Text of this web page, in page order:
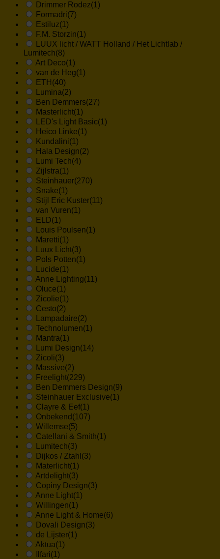
Drimmer Rodez(1)
Formadri(7)
Estiluz(1)
F.M. Storzin(1)
LUUX licht / WATT Holland / Het Lichtlab /
Lumitech(8)
Art Deco(1)
van de Heg(1)
ETH (40)
Lumina(2)
Ben Demmers(27)
Masterlicht(1)
LED's Light Basic(1)
Heico Linke(1)
Kundalini(1)
Hala Design(2)
Lumi Tech(4)
Zijlstra(1)
Steinhauer(270)
Snake(1)
Stijl Eric Kuster(11)
van Vuren(1)
ELD(1)
Louis Poulsen(1)
Maretti(1)
Luux Licht(3)
Pols Potten(1)
Lucide(1)
Anne Lighting(11)
Oluce(1)
Zicolie(1)
Cesto(2)
Lampadaire(2)
Technolumen(1)
Mantra(1)
Lumi Design(14)
Zicoli(3)
Massive(2)
Freelight(229)
Ben Demmers Design(9)
Steinhauer Exclusive(1)
Clayre & Eef(1)
Onbekend (107)
Willemse(5)
Catellani & Smith(1)
Lumitech(3)
Dijkos / Ztahl (3)
Materlicht(1)
Artdelight(3)
Copiny Design(3)
Anne Light(1)
Willingen(1)
Anne Light & Home(6)
Dovali Design(3)
de Lijster(1)
Aktua(1)
Ilfari(1)